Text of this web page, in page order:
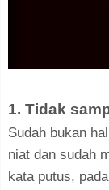
1. Tidak
Sudah bukan
niat dan sudah
kata putus,